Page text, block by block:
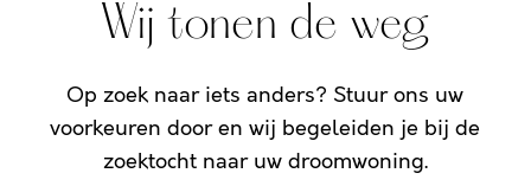
Wij tonen de weg
Op zoek naar iets anders? Stuur ons uw
voorkeuren door en wij begeleiden je bij de
zoektocht naar uw droomwoning.